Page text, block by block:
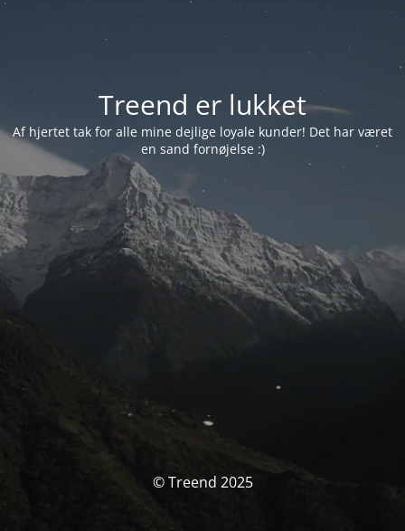
Treend er lukket
Af hjertet tak for alle mine dejlige loyale kunder! Det har været
en sand fornøjelse :)
© Treend 2025